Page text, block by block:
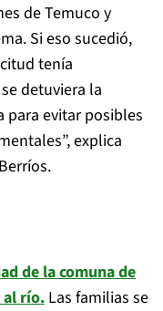
de Temuco y
Si eso sucedió,
tenía
detuviera la
para evitar posibles
explica
de la comuna de
al río. Las familias se